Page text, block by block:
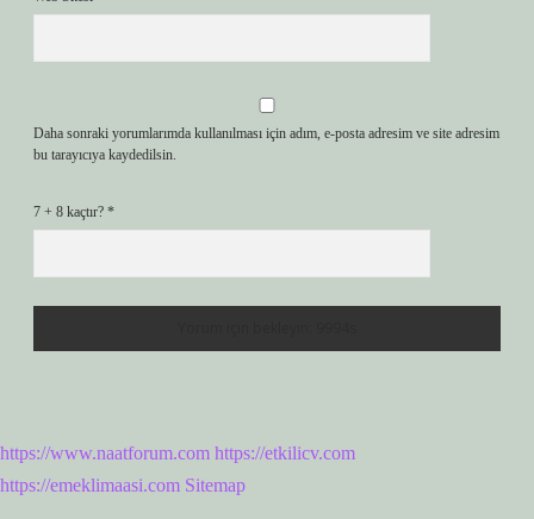
Daha sonraki yorumlarımda kullanılması için adım, e-posta adresim ve site adresim
bu tarayıcıya kaydedilsin.
7 + 8 kaçtır? *
https://www.naatforum.com https://etkilicv.com
https://emeklimaasi.com Sitemap